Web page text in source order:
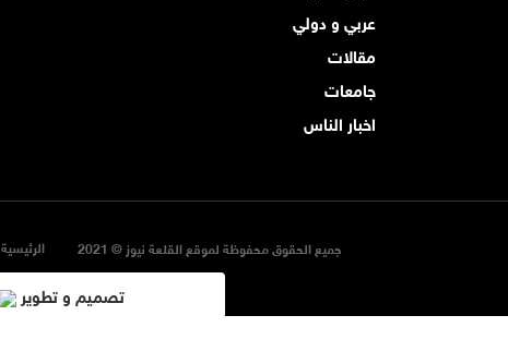
عربي و دولي
مقالات
جامعات
اخبار الناس
جميع الحقوق محفوظة لموقع القلعة نيوز © 2021 الرئيسية
تصميم و تطوير